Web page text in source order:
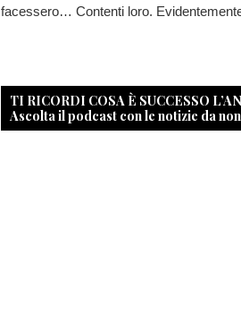
facessero… Contenti loro.
TI RICORDI COSA È SUCCESSO
Ascolta il podcast con le notizie da